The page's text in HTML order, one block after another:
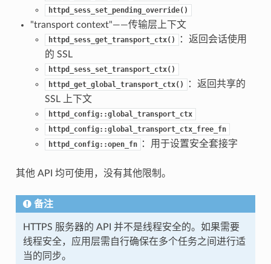
httpd_sess_set_pending_override()
"transport context"——传输层上下文
httpd_sess_get_transport_ctx()
：返回会话使用
的 SSL
httpd_sess_set_transport_ctx()
httpd_get_global_transport_ctx()
：返回共享的
SSL 上下文
httpd_config::global_transport_ctx
httpd_config::global_transport_ctx_free_fn
httpd_config::open_fn
：用于设置安全套接字
其他 API 均可使用，没有其他限制。
备注
HTTPS 服务器的 API 并不是线程安全的。如果需要
线程安全，应用层需自行确保在多个任务之间进行适
当的同步。